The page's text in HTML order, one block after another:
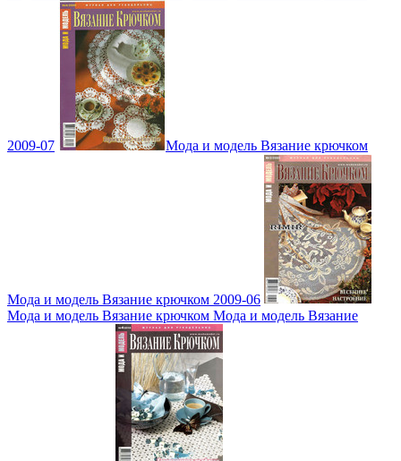
2009-07 Мода и модель Вязание крючком
Мода и модель Вязание крючком 2009-06
Мода и модель Вязание крючком Мода и модель Вязание